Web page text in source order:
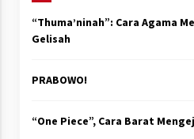
“Thuma’ninah”: Cara Agama
Gelisah
PRABOWO!
“One Piece”, Cara Barat